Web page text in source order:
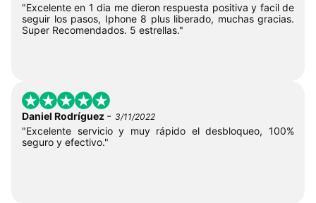
"Excelente en 1 dia me dieron respuesta positiva y facil de
seguir los pasos, Iphone 8 plus liberado, muchas gracias.
Super Recomendados. 5 estrellas."
Daniel Rodríguez - 3/11/2022
"Excelente servicio y muy rápido el desbloqueo, 100%
seguro y efectivo."